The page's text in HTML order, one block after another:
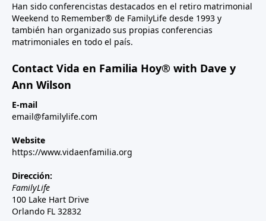
Han sido conferencistas destacados en el retiro matrimonial
Weekend to Remember® de FamilyLife desde 1993 y
también han organizado sus propias conferencias
matrimoniales en todo el país.
Contact Vida en Familia Hoy® with Dave y
Ann Wilson
E-mail
email@familylife.com
Website
https://www.vidaenfamilia.org
Dirección:
FamilyLife
100 Lake Hart Drive
Orlando FL 32832